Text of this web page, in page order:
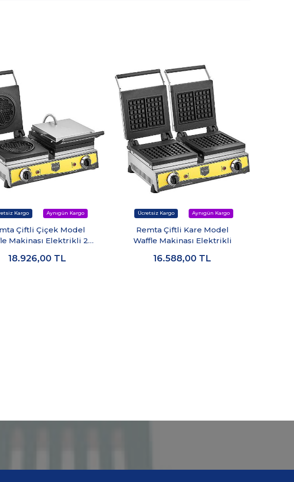
Çiftli Çiçek Model
Makinası Elektrikli 21
18.926,00 TL
Remta Çiftli Kare Model
Waffle Makinası Elektrikli
16.588,00 TL